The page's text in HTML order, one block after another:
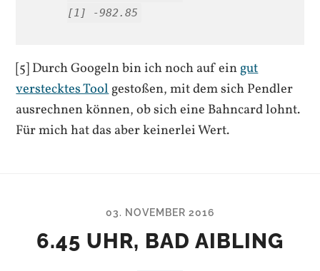
[1] -982.85
[5] Durch Googeln bin ich noch auf eingut
verstecktes Toolgestoßen, mit dem sich Pendler
ausrechnen können, ob sich eine Bahncard lohnt.
Für mich hat das aber keinerlei Wert.
03. NOVEMBER 2016
6.45 UHR, BAD AIBLING